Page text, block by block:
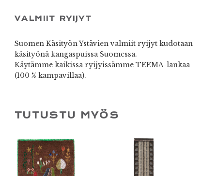
VALMIIT RYIJYT
Suomen Käsityön Ystävien valmiit ryijyt kudotaan
käsityönä kangaspuissa Suomessa.
Käytämme kaikissa ryijyissämme TEEMA-lankaa
(100 % kampavillaa).
TUTUSTU MYÖS